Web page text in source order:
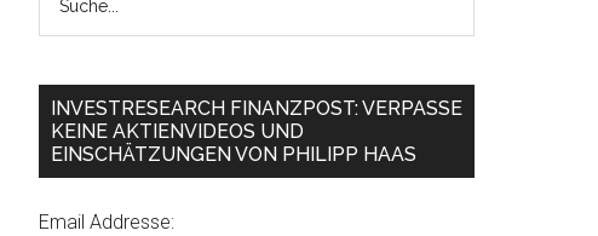
INVESTRESEARCH FINANZPOST: VERPASSE
KEINE AKTIENVIDEOS UND
EINSCHÄTZUNGEN VON PHILIPP HAAS
Email Addresse: